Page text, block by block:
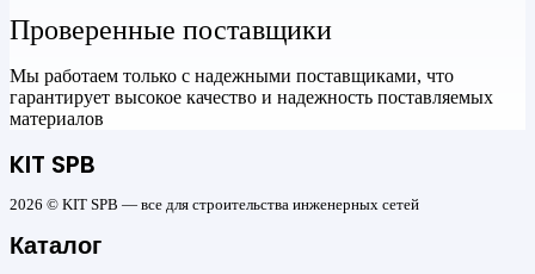
Проверенные поставщики
Мы работаем только с надежными поставщиками, что
гарантирует высокое качество и надежность поставляемых
материалов
KIT SPB
2026 © KIT SPB — все для строительства инженерных сетей
Каталог